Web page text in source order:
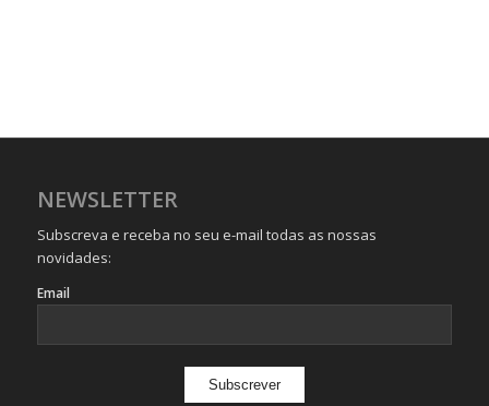
NEWSLETTER
Subscreva e receba no seu e-mail todas as nossas
novidades:
Email